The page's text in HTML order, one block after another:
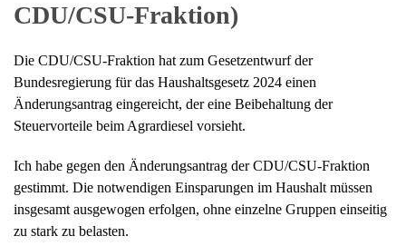
CDU/CSU-Fraktion)
Die CDU/CSU-Fraktion hat zum Gesetzentwurf der
Bundesregierung für das Haushaltsgesetz 2024 einen
Änderungsantrag eingereicht, der eine Beibehaltung der
Steuervorteile beim Agrardiesel vorsieht.
Ich habe gegen den Änderungsantrag der CDU/CSU-Fraktion
gestimmt. Die notwendigen Einsparungen im Haushalt müssen
insgesamt ausgewogen erfolgen, ohne einzelne Gruppen einseitig
zu stark zu belasten.